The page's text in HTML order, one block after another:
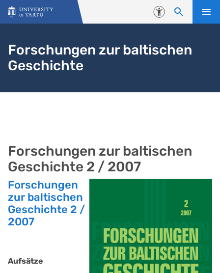
Skip to content
Accessibility
Forschungen zur baltischen
Geschichte
Forschungen zur baltischen
Geschichte 2 / 2007
Forschungen
zur baltischen
Geschichte 2 /
2007
Aufsätze